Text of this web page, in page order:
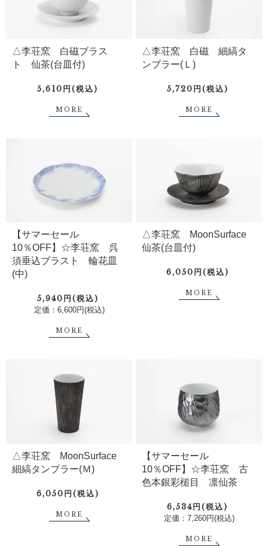
△李荘窯 白磁ブラス
ト 仙茶(台皿付)
5,610円(税込)
MORE
△李荘窯 白磁 細縞タ
ンブラー(Ｌ)
5,720円(税込)
MORE
【サマーセール
10％OFF】☆李荘窯 呉
須垂込ブラスト 輪花皿
(中)
5,940円(税込)
定価：6,600円(税込)
MORE
△李荘窯 MoonSurface
仙茶(台皿付)
6,050円(税込)
MORE
△李荘窯 MoonSurface
細縞タンブラー(Ｍ)
6,050円(税込)
MORE
【サマーセール
10％OFF】☆李荘窯 古
色本銀彩槌目 凛仙茶
6,534円(税込)
定価：7,260円(税込)
MORE